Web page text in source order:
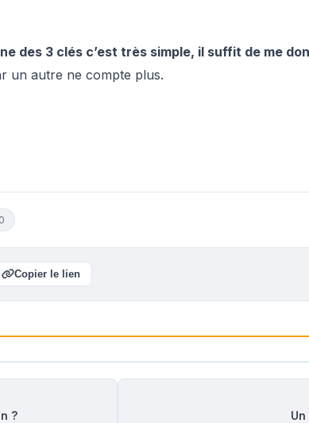
des 3 clés c’est très simple, il suffit de me
un autre ne compte plus.
Copier le lien
?